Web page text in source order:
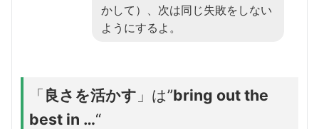
かして）、次は同じ失敗をしない
ようにするよ。
「良さを活かす 」は”bring out the
best in …“